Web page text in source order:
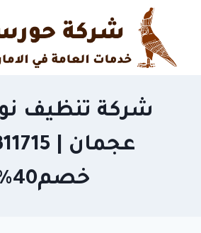
content
شركة تنظيف
عجمان |
خصم40%